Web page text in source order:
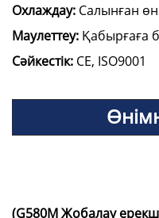
Охлаждау: Салынған
Маулеттеу: Қабырғаға
Сәйкестік: CE, ISO9001
(G580M Жобалау